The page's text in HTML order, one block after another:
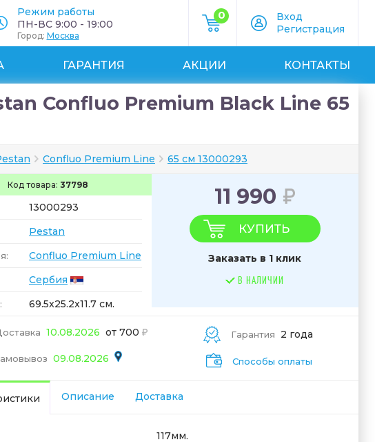
Режим работы
ПН-ВС 9:00 - 19:00
Город: Москва
0
Вход
Регистрация
ГАРАНТИЯ АКЦИИ КОНТАКТЫ
Confluo Premium Black Line 65
Confluo Premium Line 65 см 13000293
Код товара: 37798
13000293
Pestan
Confluo Premium Line
Сербия
69.5x25.2x11.7 см.
11 990
КУПИТЬ
Заказать в 1 клик
В НАЛИЧИИ
10.08.2026 от 700
09.08.2026
Гарантия 2 года
Способы оплаты
Описание Доставка
117мм.